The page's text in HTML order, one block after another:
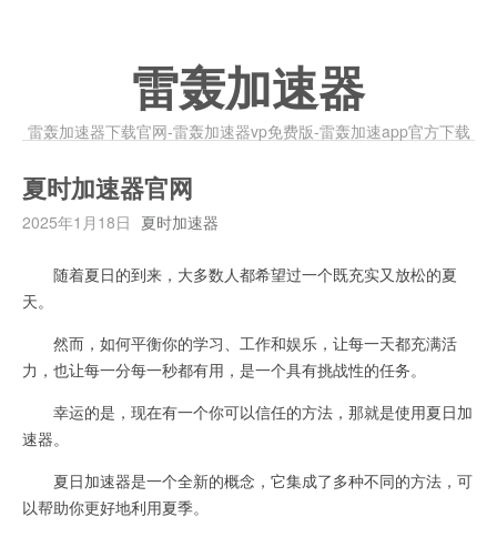
雷轰加速器
雷轰加速器下载官网-雷轰加速器vp免费版-雷轰加速app官方下载
夏时加速器官网
2025年1月18日 夏时加速器
随着夏日的到来，大多数人都希望过一个既充实又放松的夏
天。
然而，如何平衡你的学习、工作和娱乐，让每一天都充满活
力，也让每一分每一秒都有用，是一个具有挑战性的任务。
幸运的是，现在有一个你可以信任的方法，那就是使用夏日加
速器。
夏日加速器是一个全新的概念，它集成了多种不同的方法，可
以帮助你更好地利用夏季。